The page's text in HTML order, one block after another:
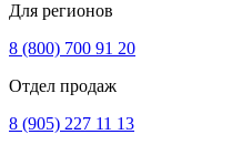
Для регионов
8 (800) 700 91 20
Отдел продаж
8 (905) 227 11 13